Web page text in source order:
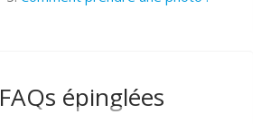
FAQs épinglées